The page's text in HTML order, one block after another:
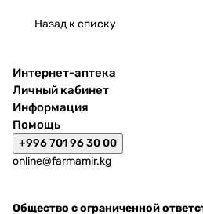
Назад к списку
Интернет-аптека
Личный кабинет
Информация
Помощь
+996 701 96 30 00
online@farmamir.kg
Общество с ограниченной